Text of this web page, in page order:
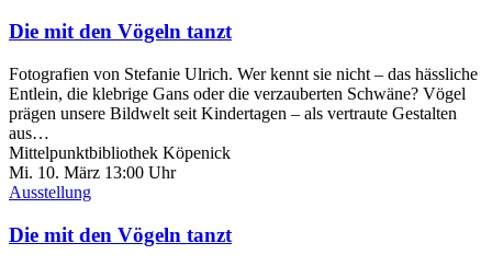
Die mit den Vögeln tanzt
Fotografien von Stefanie Ulrich. Wer kennt sie nicht – das hässliche
Entlein, die klebrige Gans oder die verzauberten Schwäne? Vögel
prägen unsere Bildwelt seit Kindertagen – als vertraute Gestalten
aus…
Mittelpunktbibliothek Köpenick
Mi. 10. März 13:00 Uhr
Ausstellung
Die mit den Vögeln tanzt